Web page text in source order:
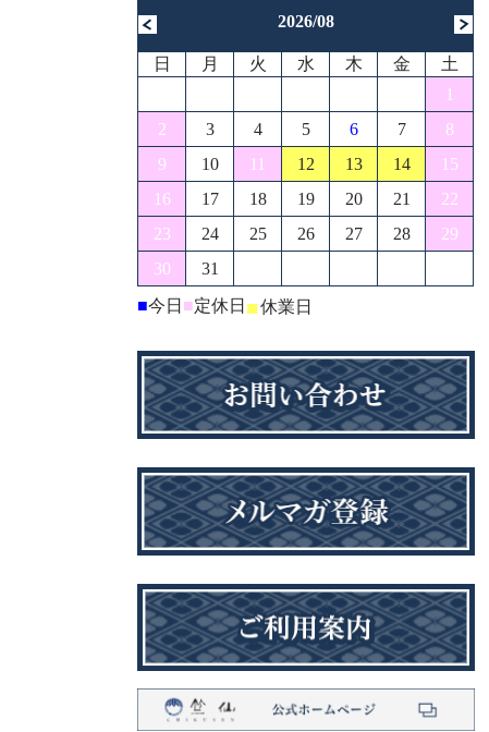
2026/08
日 月 火 水 木 金
土
1
2
3 4 5 6 7
8
9
10 11 12 13 14
15
16
17 18 19 20 21
22
23
24 25 26 27 28
29
30
31
■今日 ■定休日 ■休業日